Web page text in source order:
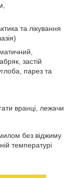
та лікування
застій
парез та
вранці, лежачи
милом без віджиму
температурі